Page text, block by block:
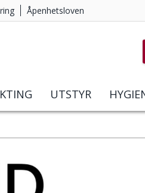
Åpenhetsloven
UTSTYR